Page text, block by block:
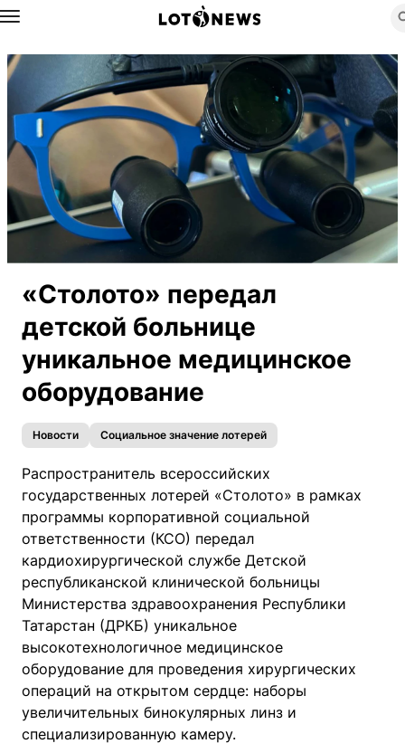
Назад
«Столото» передал
детской больнице
уникальное медицинское
оборудование
Новости Социальное значение лотерей
Распространитель всероссийских
государственных лотерей «Столото» в рамках
программы корпоративной социальной
ответственности (КСО) передал
кардиохирургической службе Детской
республиканской клинической больницы
Министерства здравоохранения Республики
Татарстан (ДРКБ) уникальное
высокотехнологичное медицинское
оборудование для проведения хирургических
операций на открытом сердце: наборы
увеличительных бинокулярных линз и
специализированную камеру.